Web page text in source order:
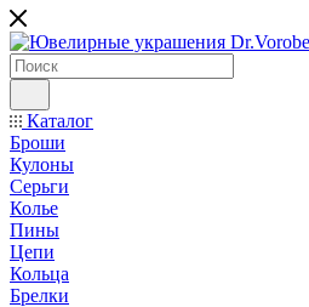
Каталог
Броши
Кулоны
Серьги
Колье
Пины
Цепи
Кольца
Брелки